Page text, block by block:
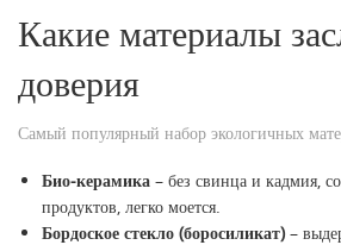
Какие материалы
доверия
Самый популярный набор экологичных
Био-керамика – без свинца и кадмия,
продуктов, легко моется.
Бордоское стекло (боросиликат) –